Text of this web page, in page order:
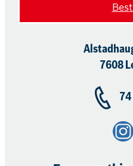
7608
74
Instagram